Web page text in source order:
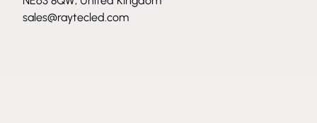
sales@raytecled.com